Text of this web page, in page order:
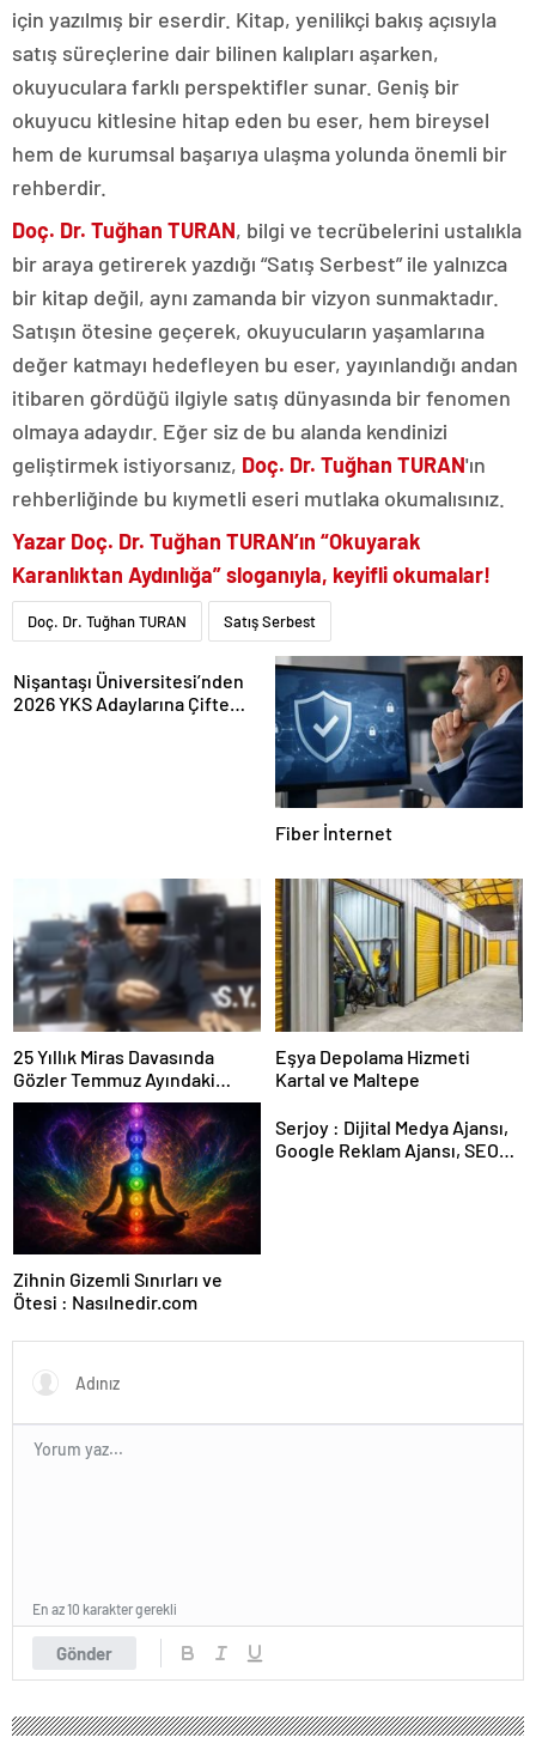
için yazılmış bir eserdir. Kitap, yenilikçi bakış açısıyla
satış süreçlerine dair bilinen kalıpları aşarken,
okuyuculara farklı perspektifler sunar. Geniş bir
okuyucu kitlesine hitap eden bu eser, hem bireysel
hem de kurumsal başarıya ulaşma yolunda önemli bir
rehberdir.
Doç. Dr. Tuğhan TURAN, bilgi ve tecrübelerini ustalıkla
bir araya getirerek yazdığı “Satış Serbest” ile yalnızca
bir kitap değil, aynı zamanda bir vizyon sunmaktadır.
Satışın ötesine geçerek, okuyucuların yaşamlarına
değer katmayı hedefleyen bu eser, yayınlandığı andan
itibaren gördüğü ilgiyle satış dünyasında bir fenomen
olmaya adaydır. Eğer siz de bu alanda kendinizi
geliştirmek istiyorsanız, Doç. Dr. Tuğhan TURAN'ın
rehberliğinde bu kıymetli eseri mutlaka okumalısınız.
Yazar Doç. Dr. Tuğhan TURAN’ın “Okuyarak
Karanlıktan Aydınlığa” sloganıyla, keyifli okumalar!
Doç. Dr. Tuğhan TURAN Satış Serbest
Nişantaşı Üniversitesi’nden
2026 YKS Adaylarına Çifte
Fiber İnternet
25 Yıllık Miras Davasında
Gözler Temmuz Ayındaki
Karar Duruşmasına Çevrildi
Eşya Depolama Hizmeti
Kartal ve Maltepe
Zihnin Gizemli Sınırları ve
Ötesi : Nasılnedir.com
Serjoy : Dijital Medya Ajansı,
Google Reklam Ajansı, SEO
Gönder
En az 10 karakter gerekli